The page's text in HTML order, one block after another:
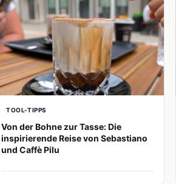
TOOL-TIPPS
Von der Bohne zur Tasse: Die
inspirierende Reise von Sebastiano
und Caffè Pilu